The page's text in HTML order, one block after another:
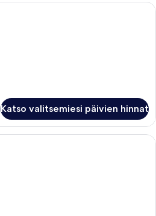
Untuvapeitot, minibaari, tallelokero
Katso valitsemiesi päivien hinnat
Untuvapeitot, minibaari, tallelokero